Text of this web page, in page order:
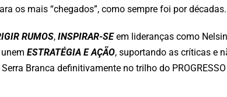
os mais “chegados”, como sempre foi por décadas.
RUMOS, INSPIRAR-SEem lideranças como
ESTRATÉGIA E AÇÃO, suportando as críticas e
Branca definitivamente no trilho do